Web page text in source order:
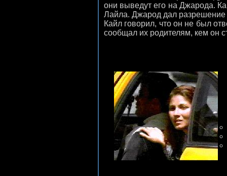
они выведут его на Джарода.
Лайла. Джарод дал разрешение
Кайл говорил, что он не был
сообщал их родителям, кем он